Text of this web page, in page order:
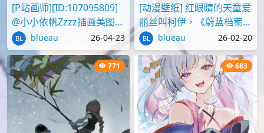
[P站画师][ID:107095809]
@小小依帆Zzzz插画美图作
品推荐blueau 26-04-23
[动漫壁纸] 红眼睛的天童爱
丽丝叫柯伊，《蔚蓝档案》
壁纸图片分享
blueau 26-02-20
771 683